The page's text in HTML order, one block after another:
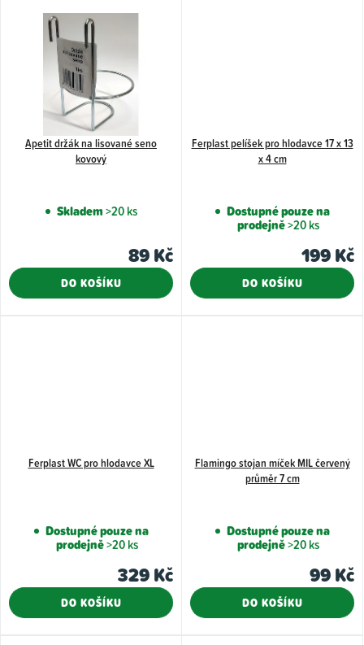
Apetit držák na lisované seno
kovový
Skladem>20 ks
89 Kč
DO KOŠÍKU
Ferplast pelíšek pro hlodavce 17 x 13
x 4 cm
Dostupné pouze na
prodejně>20 ks
199 Kč
DO KOŠÍKU
Ferplast WC pro hlodavce XL
Dostupné pouze na
prodejně>20 ks
329 Kč
DO KOŠÍKU
Flamingo stojan míček MIL červený
průměr 7 cm
Dostupné pouze na
prodejně>20 ks
99 Kč
DO KOŠÍKU